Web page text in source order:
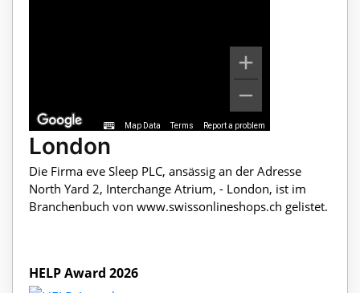
Map Data Terms Report a problem
London
Die Firma eve Sleep PLC, ansässig an der Adresse
North Yard 2, Interchange Atrium, - London, ist im
Branchenbuch von www.swissonlineshops.ch gelistet.
HELP Award 2026